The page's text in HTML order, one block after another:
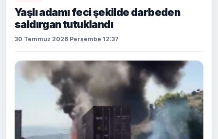
Yaşlı adamı feci şekilde darbeden
saldırgan tutuklandı
30 Temmuz 2026 Perşembe 12:37